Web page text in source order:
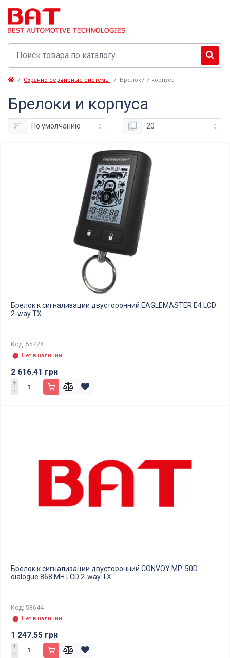
Охранно-сервисные системы Брелоки и корпуса
Брелоки и корпуса
Брелок к сигнализации двусторонний EAGLEMASTER E4 LCD
2-way TX
Код: 55728
⬤ Нет в наличии
2 616.41 грн
+
-
Брелок к сигнализации двусторонний CONVOY MP-50D
dialogue 868 MH LCD 2-way TX
Код: 58644
⬤ Нет в наличии
1 247.55 грн
+
-